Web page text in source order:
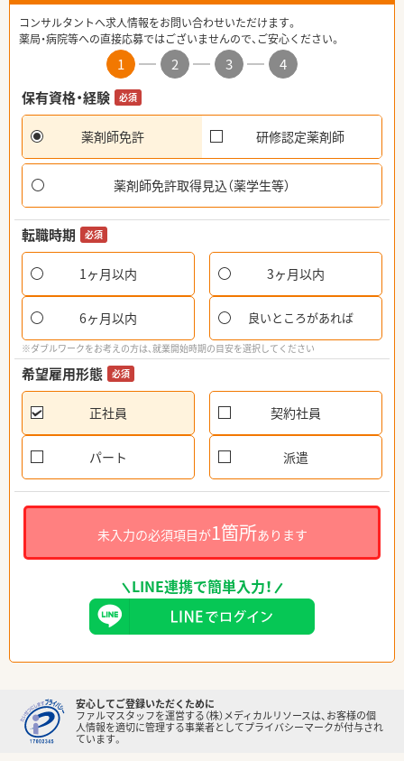
コンサルタントへ求人情報をお問い合わせいただけます。
薬局・病院等への直接応募ではございませんので、ご安心ください。
1 2 3
4
保有資格・経験
必須
薬剤師免許 研修認定薬剤師
薬剤師免許取得見込（薬学生等）
転職時期 必須
1ヶ月以内 3ヶ月以内
6ヶ月以内 良いところがあれば
※ダブルワークをお考えの方は、就業開始時期の目安を選択してください
希望雇用形態 必須
正社員 契約社員
パート 派遣
未入力の必須項目が1箇所あります
LINE連携で簡単入力！
安心してご登録いただくために
ファルマスタッフを運営する（株）メディカルリソースは、お客様の個
人情報を適切に管理する事業者としてプライバシーマークが付与され
ています。